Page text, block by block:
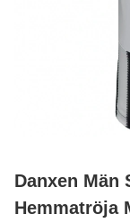
Danxen Män
Hemmatröja